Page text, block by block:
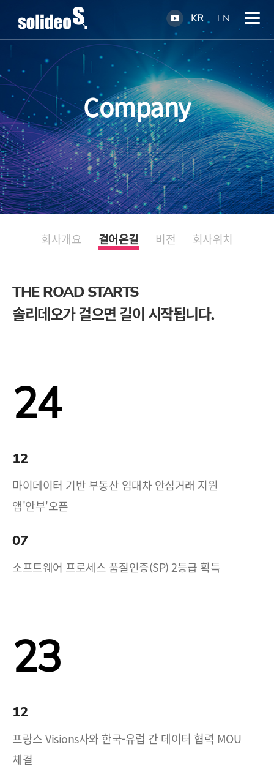
KR EN
Company
회사개요 걸어온길 비전 회사위치
THE ROAD STARTS
솔리데오가 걸으면 길이 시작됩니다.
24
12
마이데이터 기반 부동산 임대차 안심거래 지원
앱'안부'오픈
07
소프트웨어 프로세스 품질인증(SP) 2등급 획득
23
12
프랑스 Visions사와 한국-유럽 간 데이터 협력 MOU
체결